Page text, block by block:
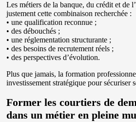
Les métiers de la banque, du crédit et de
justement cette combinaison recherchée :
• une qualification reconnue ;
• des débouchés ;
• une réglementation structurante ;
• des besoins de recrutement réels ;
• des perspectives d’évolution.
Plus que jamais, la formation
investissement stratégique pour sécuriser
Former les courtiers de
dans un métier en pleine